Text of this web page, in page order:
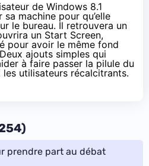
de Windows 8.1
machine pour qu’elle
le bureau. Il retrouvera un
un Start Screen,
pour avoir le même fond
ajouts simples qui
à faire passer la pilule du
utilisateurs récalcitrants.
prendre part au débat